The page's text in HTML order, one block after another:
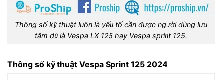
Thông số kỹ thuật luôn là yếu tố cần được người dùng lưu
tâm dù là Vespa LX 125 hay Vespa sprint 125.
Thông số kỹ thuật Vespa Sprint 125 2024